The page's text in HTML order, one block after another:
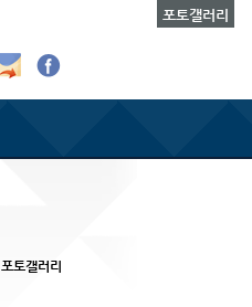
포토갤러리
포토갤러리